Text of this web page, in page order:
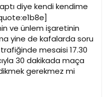
diye kendi kendime
ve ünlem işaretinin
yine de kafalarda soru
mesaisi 17.30
30 dakikada maça
gerekmez mi